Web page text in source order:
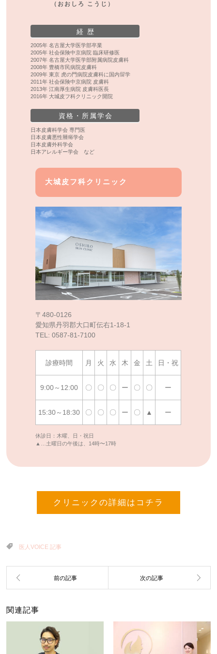
（おおしろ こうじ）
経 歴
2005年 名古屋大学医学部卒業
2005年 社会保険中京病院 臨床研修医
2007年 名古屋大学医学部附属病院皮膚科
2008年 豊橋市民病院皮膚科
2009年 東京 虎の門病院皮膚科に国内留学
2011年 社会保険中京病院 皮膚科
2013年 江南厚生病院 皮膚科医長
2016年 大城皮フ科クリニック開院
資格・所属学会
日本皮膚科学会 専門医
日本皮膚悪性腫瘍学会
日本皮膚外科学会
日本アレルギー学会 など
大城皮フ科クリニック
〒480-0126
愛知県丹羽郡大口町伝右1-18-1
TEL: 0587-81-7100
診療時間 月 火 水 木 金 土 日・祝
9:00～12:00 〇 〇 〇 ー 〇 〇 ー
15:30～18:30 〇 〇 〇 ー 〇 ▲ ー
休診日：木曜、日・祝日
▲…土曜日の午後は、14時〜17時
クリニックの詳細はコチラ
医人VOICE 記事
関連記事